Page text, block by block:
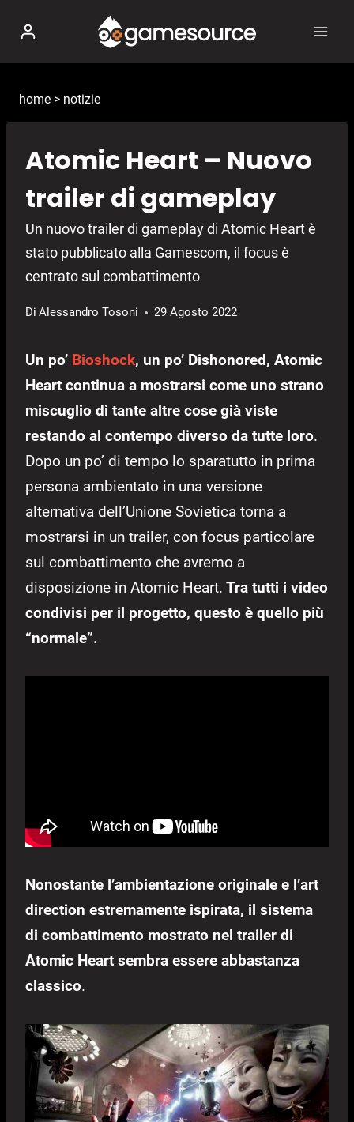
contenuto
home > notizie
Atomic Heart – Nuovo
trailer di gameplay
Un nuovo trailer di gameplay di Atomic Heart è
stato pubblicato alla Gamescom, il focus è
centrato sul combattimento
Di Alessandro Tosoni 29 Agosto 2022
Un po’ Bioshock, un po’ Dishonored, Atomic
Heart continua a mostrarsi come uno strano
miscuglio di tante altre cose già viste
restando al contempo diverso da tutte loro.
Dopo un po’ di tempo lo sparatutto in prima
persona ambientato in una versione
alternativa dell’Unione Sovietica torna a
mostrarsi in un trailer, con focus particolare
sul combattimento che avremo a
disposizione in Atomic Heart. Tra tutti i video
condivisi per il progetto, questo è quello più
“normale”.
Nonostante l’ambientazione originale e l’art
direction estremamente ispirata, il sistema
di combattimento mostrato nel trailer di
Atomic Heart sembra essere abbastanza
classico.